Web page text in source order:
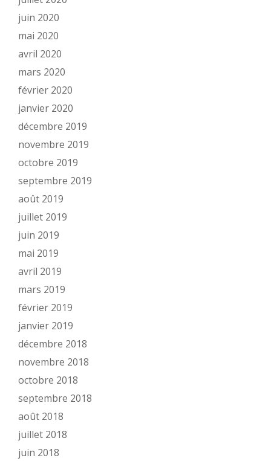
juin 2020
mai 2020
avril 2020
mars 2020
février 2020
janvier 2020
décembre 2019
novembre 2019
octobre 2019
septembre 2019
août 2019
juillet 2019
juin 2019
mai 2019
avril 2019
mars 2019
février 2019
janvier 2019
décembre 2018
novembre 2018
octobre 2018
septembre 2018
août 2018
juillet 2018
juin 2018